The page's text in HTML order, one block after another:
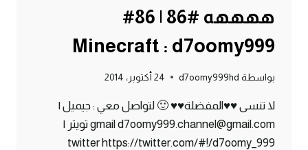
ههههه #86 | 86#
Minecraft : d7oomy999
بواسطة d7oomy999hd 24 أكتوبر، 2014
لا تنسى ♥♥المفضلة♥♥ 🙂 لتواصل معي : جيميل |
gmail d7oomy999.channel@gmail.com تويتر |
twitter https://twitter.com/#!/d7oomy_999